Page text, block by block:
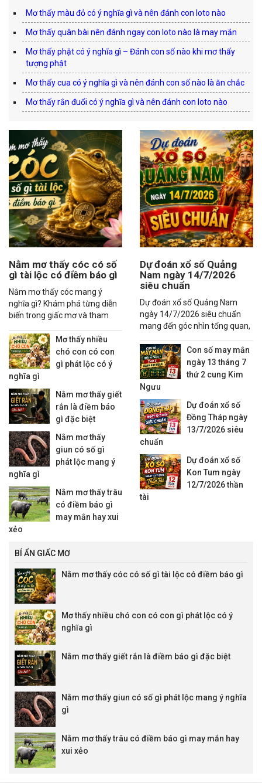
Mơ thấy màu đỏ có ý nghĩa gì và nên đánh con loto nào
Mơ thấy quân bài nên đánh ngay con loto nào là may mắn
Mơ thấy phật có ý nghĩa gì – Đánh con số nào khi mơ thấy
tượng phật
Mơ thấy cua có ý nghĩa gì và nên đánh con số nào là ăn chắc
Mơ thấy rắn đuổi có ý nghĩa gì và nên đánh con loto nào
Nằm mơ thấy cóc có số
gì tài lộc có điềm báo gì
Nằm mơ thấy cóc mang ý
nghĩa gì? Khám phá từng diễn
biến trong giấc mơ và tham
quan đầy đủ. Mơ thấy nhiều
chó con có con
gì phát lộc có ý
nghĩa gì
Nằm mơ thấy giết
rắn là điềm báo
gì đặc biệt
Nằm mơ thấy
giun có số gì
phát lộc mang ý
nghĩa gì
Nằm mơ thấy trâu
có điềm báo gì
may mắn hay xui
xẻo
Dự đoán xổ số Quảng
Nam ngày 14/7/2026
siêu chuẩn
Dự đoán xổ số Quảng Nam
ngày 14/7/2026 siêu chuẩn
mang đến góc nhìn tổng quan,
nhận định đáng quan tâm
Con số may mắn
ngày 13 tháng 7
thứ 2 cung Kim
Ngưu
Dự đoán xổ số
Đồng Tháp ngày
13/7/2026 siêu
chuẩn
Dự đoán xổ số
Kon Tum ngày
12/7/2026 thần
tài
BÍ ẨN GIẤC MƠ
Nằm mơ thấy cóc có số gì tài lộc có điềm báo gì
Mơ thấy nhiều chó con có con gì phát lộc có ý
nghĩa gì
Nằm mơ thấy giết rắn là điềm báo gì đặc biệt
Nằm mơ thấy giun có số gì phát lộc mang ý nghĩa
gì
Nằm mơ thấy trâu có điềm báo gì may mắn hay
xui xẻo